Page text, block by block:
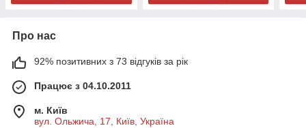
Про нас
92% позитивних з 73 відгуків за рік
Працює з 04.10.2011
м. Київ
вул. Ольжича, 17, Київ, Україна